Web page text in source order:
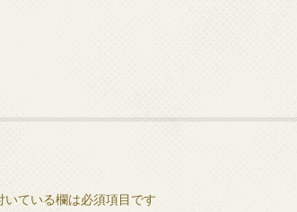
いている欄は必須項目です